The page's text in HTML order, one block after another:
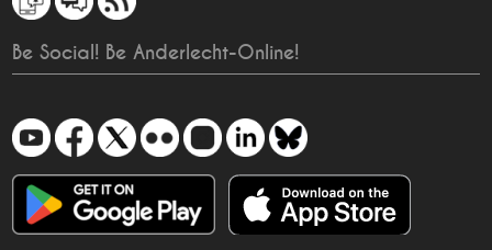
Be Social! Be Anderlecht-Online!